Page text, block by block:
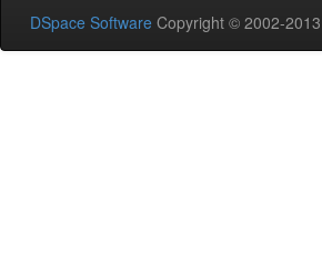
DSpace Software Copyright © 2002-2013